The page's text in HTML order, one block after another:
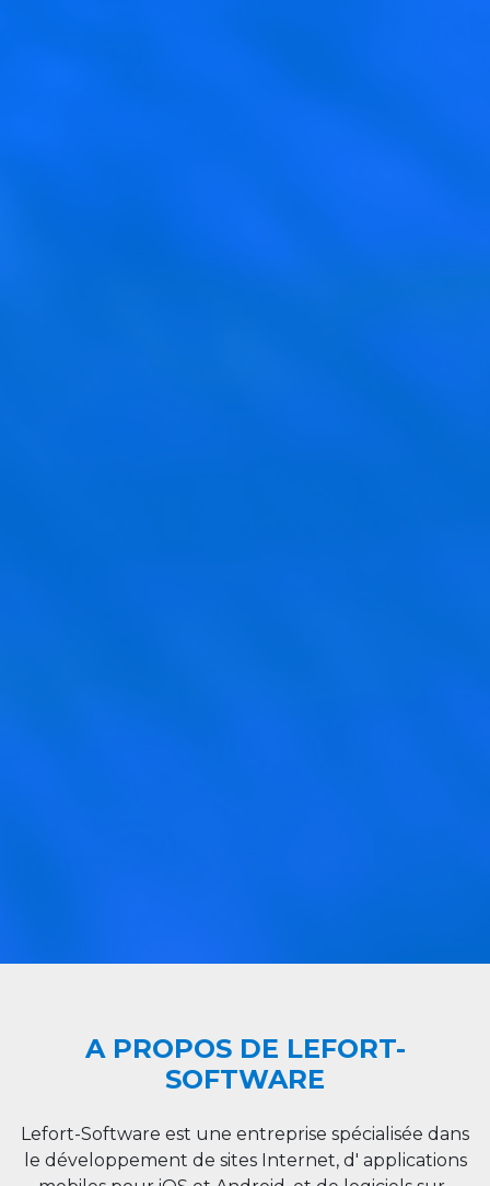
A PROPOS DE LEFORT-
SOFTWARE
Lefort-Software est une entreprise spécialisée dans
le développement de sites Internet, d' applications